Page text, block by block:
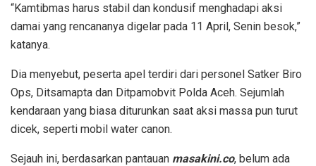
“Kamtibmas harus stabil dan kondusif menghadapi aksi
damai yang rencananya digelar pada 11 April, Senin besok,”
katanya.
Dia menyebut, peserta apel terdiri dari personel Satker Biro
Ops, Ditsamapta dan Ditpamobvit Polda Aceh. Sejumlah
kendaraan yang biasa diturunkan saat aksi massa pun turut
dicek, seperti mobil water canon.
Sejauh ini, berdasarkan pantauan masakini.co, belum ada